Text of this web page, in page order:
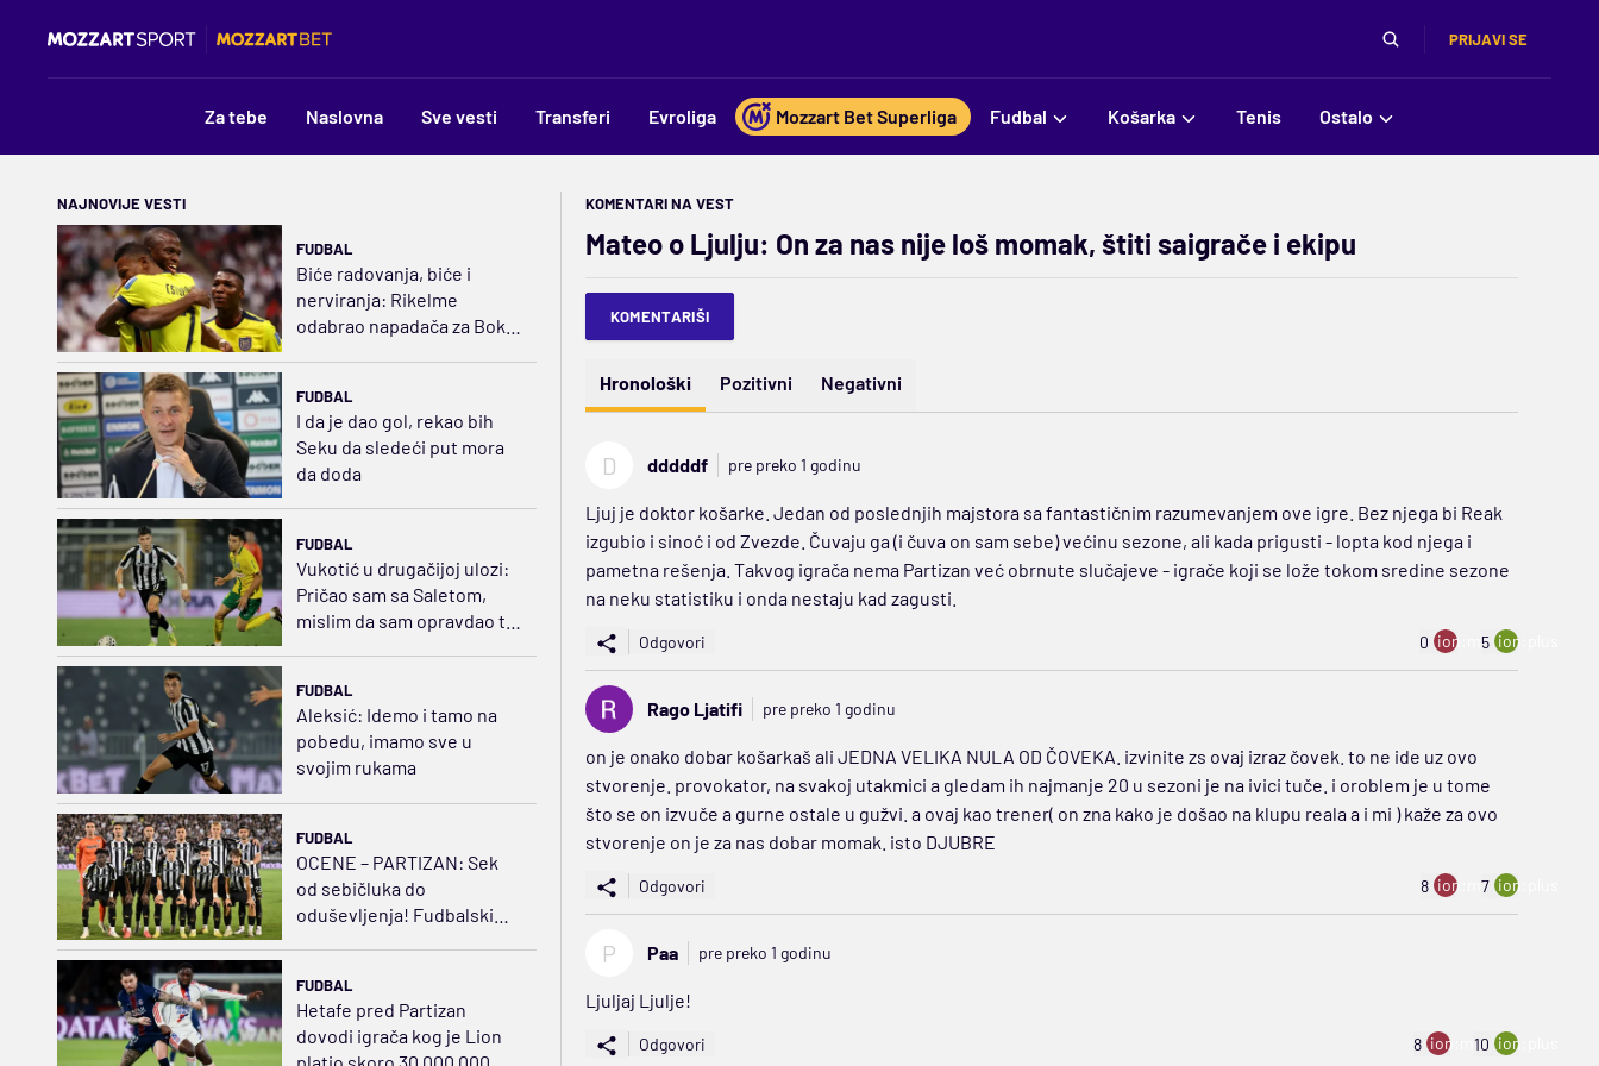
PRIJAVI SE
Za tebe Naslovna Sve vesti Transferi Evroliga Mozzart Bet Superliga Fudbal Košarka Tenis Ostalo
NAJNOVIJE VESTI
FUDBAL
Biće radovanja, biće i
nerviranja: Rikelme
odabrao napadača za Boku
FUDBAL
I da je dao gol, rekao bih
Seku da sledeći put mora
da doda
FUDBAL
Vukotić u drugačijoj ulozi:
Pričao sam sa Saletom,
mislim da sam opravdao tu
FUDBAL
Aleksić: Idemo i tamo na
pobedu, imamo sve u
svojim rukama
FUDBAL
OCENE – PARTIZAN: Sek
od sebičluka do
oduševljenja! Fudbalski
FUDBAL
Hetafe pred Partizan
dovodi igrača kog je Lion
platio skoro 30.000.000
KOMENTARI NA VEST
Mateo o Ljulju: On za nas nije loš momak, štiti saigrače i ekipu
KOMENTARIŠI
Hronološki Pozitivni Negativni
D dddddf pre preko 1 godinu
Ljuj je doktor košarke. Jedan od poslednjih majstora sa fantastičnim razumevanjem ove igre. Bez njega bi Reak
izgubio i sinoć i od Zvezde. Čuvaju ga (i čuva on sam sebe) većinu sezone, ali kada prigusti - lopta kod njega i
pametna rešenja. Takvog igrača nema Partizan već obrnute slučajeve - igrače koji se lože tokom sredine sezone
na neku statistiku i onda nestaju kad zagusti.
Odgovori 0 ion:minus
5 ion:plus
Rago Ljatifi pre preko 1 godinu
on je onako dobar košarkaš ali JEDNA VELIKA NULA OD ČOVEKA. izvinite zs ovaj izraz čovek. to ne ide uz ovo
stvorenje. provokator, na svakoj utakmici a gledam ih najmanje 20 u sezoni je na ivici tuče. i oroblem je u tome
što se on izvuče a gurne ostale u gužvi. a ovaj kao trener( on zna kako je došao na klupu reala a i mi ) kaže za ovo
stvorenje on je za nas dobar momak. isto DJUBRE
Odgovori 8 ion:minus
7 ion:plus
P Paa pre preko 1 godinu
Ljuljaj Ljulje!
Odgovori 8 ion:minus
10 ion:plus